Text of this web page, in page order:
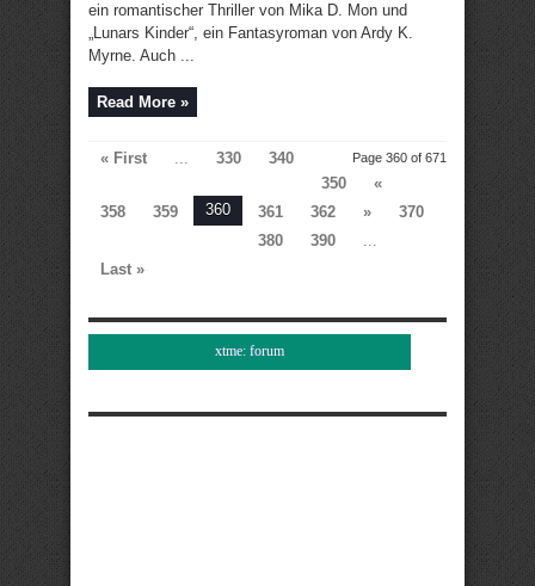
ein romantischer Thriller von Mika D. Mon und
„Lunars Kinder“, ein Fantasyroman von Ardy K.
Myrne. Auch ...
Read More »
Page 360 of 671
« First ... 330
340
350
«
358
359 360 361 362 »
370
380
390
...
Last »
xtme: forum